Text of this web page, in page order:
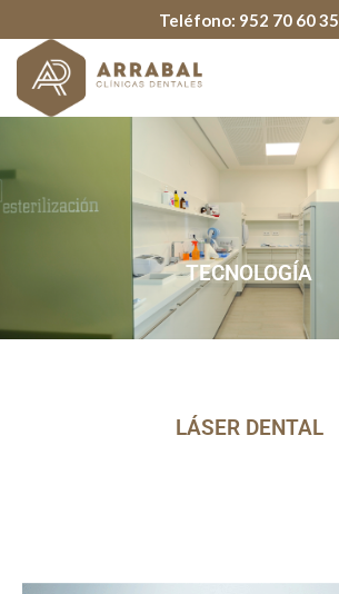
Teléfono: 952 70 60 35
TECNOLOGÍA
LÁSER DENTAL